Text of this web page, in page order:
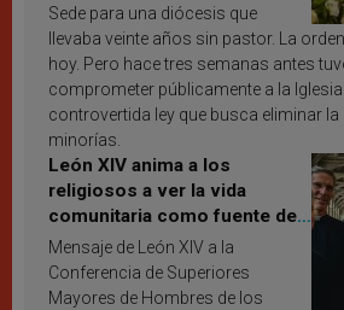
Sede para una diócesis que
llevaba veinte años sin pastor. La
hoy. Pero hace tres semanas antes
comprometer públicamente a la
controvertida ley que busca eliminar la
minorías.
León XIV anima a los
religiosos a ver la vida
comunitaria como fuente de
inspiración y santificación
Mensaje de León XIV a la
Conferencia de Superiores
Mayores de Hombres de los